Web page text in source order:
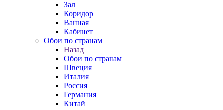
Зал
Коридор
Ванная
Кабинет
Обои по странам
Назад
Обои по странам
Швеция
Италия
Россия
Германия
Китай